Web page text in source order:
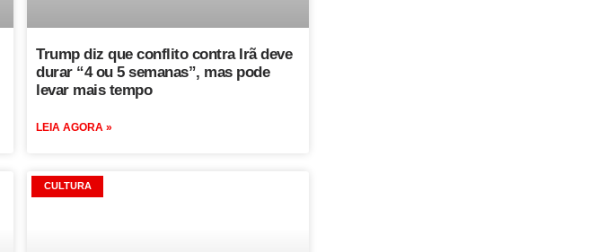
Trump diz que conflito contra Irã deve
durar “4 ou 5 semanas”, mas pode
levar mais tempo
LEIA AGORA »
CULTURA